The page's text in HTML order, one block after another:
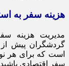
هزینه سفر به
مدیریت هزینه
گردشگران پیش از
است که برای هر